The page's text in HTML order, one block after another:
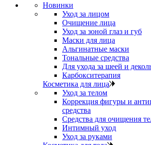
Новинки
Уход за лицом
Очищение лица
Уход за зоной глаз и губ
Маски для лица
Альгинатные маски
Тональные средства
Для ухода за шеей и
Карбокситерапия
Косметика для лица
Уход за телом
Коррекция фигуры и
средства
Средства для очищения
Интимный уход
Уход за руками